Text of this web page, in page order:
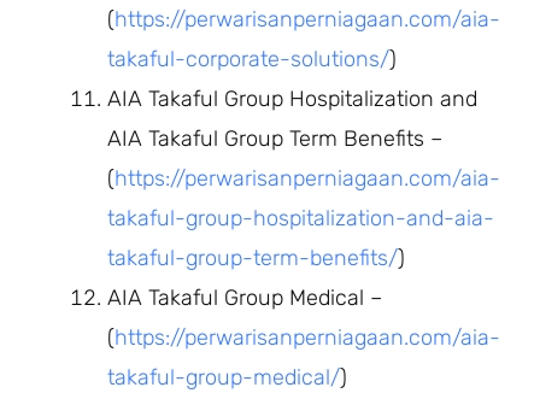
(https://perwarisanperniagaan.com/aia-
takaful-corporate-solutions/)
AIA Takaful Group Hospitalization and
AIA Takaful Group Term Benefits –
(https://perwarisanperniagaan.com/aia-
takaful-group-hospitalization-and-aia-
takaful-group-term-benefits/)
AIA Takaful Group Medical –
(https://perwarisanperniagaan.com/aia-
takaful-group-medical/)